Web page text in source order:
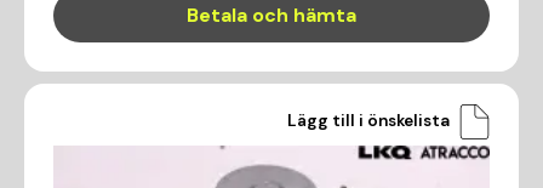
Betala och hämta
Lägg till i önskelista